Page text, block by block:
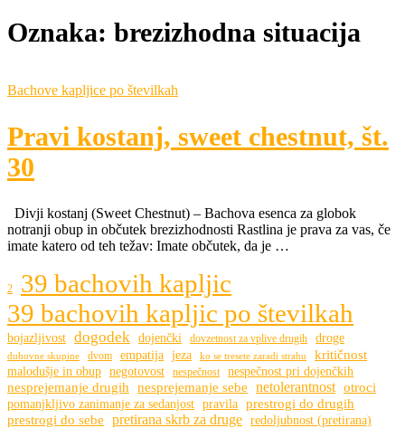
Oznaka: brezizhodna situacija
Bachove kapljice po številkah
Pravi kostanj, sweet chestnut, št.
30
Divji kostanj (Sweet Chestnut) – Bachova esenca za globok
notranji obup in občutek brezizhodnosti Rastlina je prava za vas, če
imate katero od teh težav: Imate občutek, da je …
2
39 bachovih kapljic
39 bachovih kapljic po številkah
bojazljivost dogodek dojenčki dovzetnost za vplive drugih droge
duhovne skupine dvom empatija jeza ko se tresete zaradi strahu kritičnost
malodušje in obup negotovost nespečnost nespečnost pri dojenčkih
nesprejemanje drugih nesprejemanje sebe netolerantnost otroci
pomanjkljivo zanimanje za sedanjost pravila prestrogi do drugih
prestrogi do sebe
pretirana skrb za druge redoljubnost (pretirana)